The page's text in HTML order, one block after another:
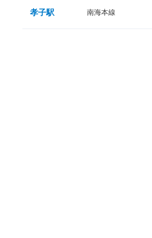
孝子駅 南海本線